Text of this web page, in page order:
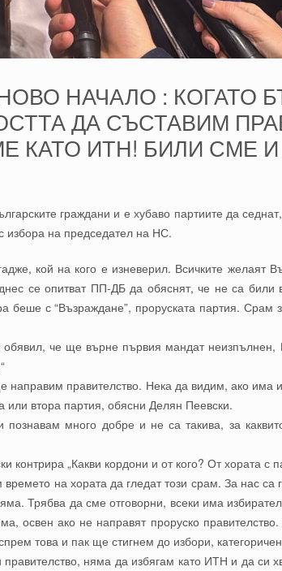
НАЧАЛО : КОГАТО
ДА СЪСТАВИМ
КАТО ИТН! БИЛИ СМЕ
граждани и е хубаво партиите да
на председател на НС.
кой на кого е изневерил. Всичките желаят
се опитват ПП-ДБ да обяснят, че не са
беше с “Възраждане”, проруската партия.
че ще върне първия мандат неизпълнен,
направим правителство. Нека да видим, ако има
втора партия, обясни Делян Пеевски.
много добре и не са такива, за
„Какви кордони и от кого? От хората с
на хората да гледат този срам. За нас са
Трябва да сме отговорни, всеки има
освен ако не направят проруско
това и пак ще стигнем до избори,
няма да избягам като ИТН и да си